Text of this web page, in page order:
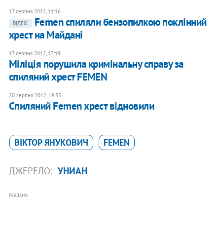
17 серпня 2012, 11:16
ВІДЕО
Femen спиляли бензопилкою поклінний
хрест на Майдані
17 серпня 2012, 13:19
Міліція порушила кримінальну справу за
спиляний хрест FEMEN
20 серпня 2012, 19:35
Спиляний Femen хрест відновили
ВІКТОР ЯНУКОВИЧ FEMEN
ДЖЕРЕЛО: УНИАН
РЕКЛАМА